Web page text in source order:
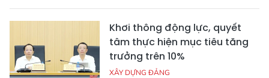
Khơi thông động lực, quyết
tâm thực hiện mục tiêu tăng
trưởng trên 10%
XÂY DỰNG ĐẢNG